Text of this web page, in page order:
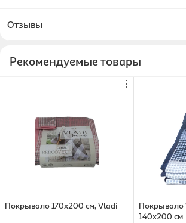
Отзывы
Рекомендуемые товары
⋮
Покрывало 170х200 см, Vladi
Покрывало
140х200 см